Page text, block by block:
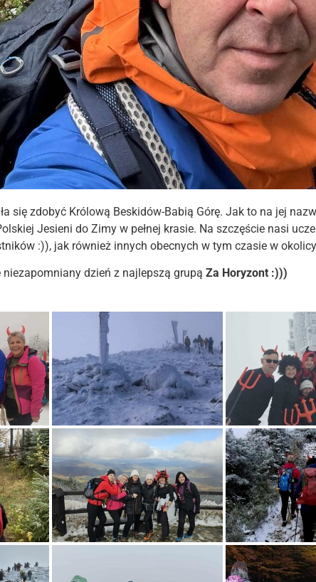
się zdobyć Królową Beskidów-Babią Górę. Jak to na jej
Jesieni do Zimy w pełnej krasie. Na szczęście nasi
:)), jak również innych obecnych w tym czasie w
niezapomniany dzień z najlepszą grupą Za Horyzont :)))